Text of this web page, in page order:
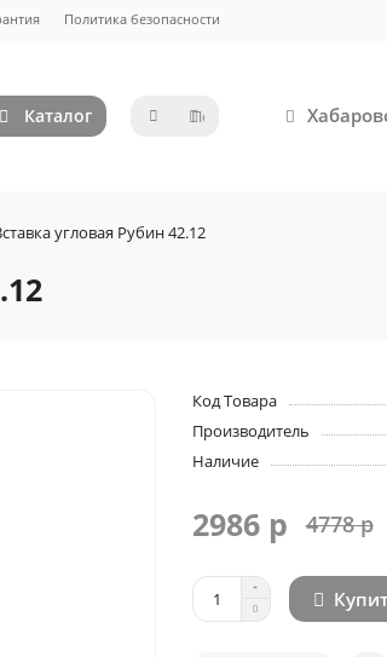
Политика безопасности
Каталог
угловая Рубин 42.12
Код Товара
Производитель
Наличие
2986 р 4778 р